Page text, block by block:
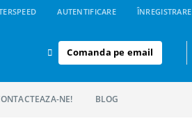
AUTENTIFICARE ÎNREGISTRARE
Comanda pe email
NE! BLOG